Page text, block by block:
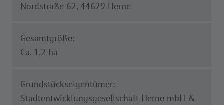
Nordstraße 62, 44629 Herne
Gesamtgröße:
Ca. 1,2 ha
Grundstückseigentümer:
Stadtentwicklungsgesellschaft Herne mbH &